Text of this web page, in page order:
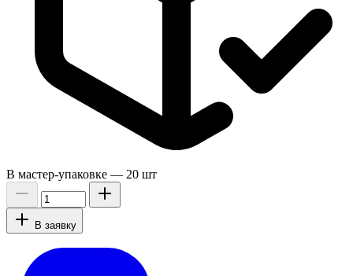
В мастер-упаковке — 20 шт
В заявку